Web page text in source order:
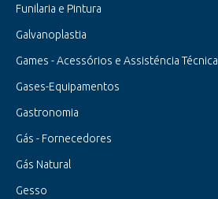
Funilaria e Pintura
Galvanoplastia
Games - Acessórios e Assisténcia Técnica
Gases-Equipamentos
Gastronomia
Gás - Fornecedores
Gás Natural
Gesso